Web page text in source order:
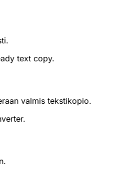
text copy.
valmis tekstikopio.